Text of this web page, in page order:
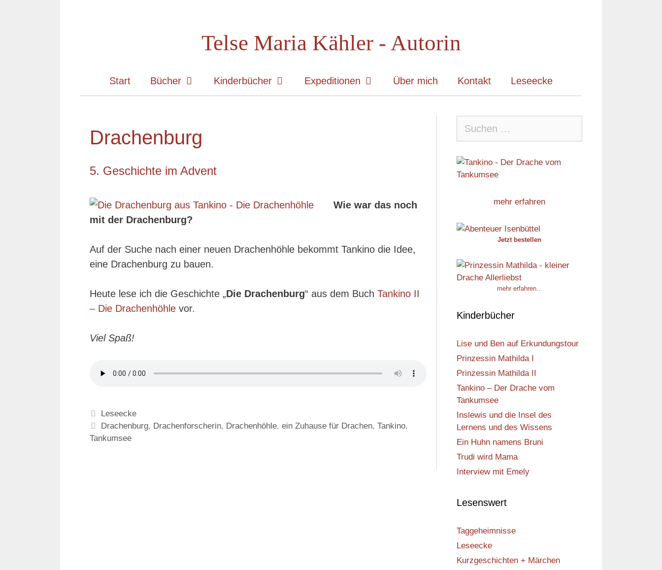
Telse Maria Kähler - Autorin
Start Bücher Kinderbücher Expeditionen Über mich Kontakt Leseecke
Drachenburg
5. Geschichte im Advent
Wie war das noch
mit der Drachenburg?
Auf der Suche nach einer neuen Drachenhöhle bekommt Tankino die Idee,
eine Drachenburg zu bauen.
Heute lese ich die Geschichte „Die Drachenburg“ aus dem Buch Tankino II
– Die Drachenhöhle vor.
Viel Spaß!
Kategorien
Leseecke
Schlagwörter
Drachenburg, Drachenforscherin, Drachenhöhle,ein Zuhause für Drachen,Tankino,
Tankumsee
nach:
mehr erfahren
Jetzt bestellen
mehr erfahren...
Kinderbücher
Lise und Ben auf Erkundungstour
Prinzessin Mathilda I
Prinzessin Mathilda II
Tankino – Der Drache vom
Tankumsee
Inslewis und die Insel des
Lernens und des Wissens
Ein Huhn namens Bruni
Trudi wird Mama
Interview mit Emely
Lesenswert
Taggeheimnisse
Leseecke
Kurzgeschichten + Märchen